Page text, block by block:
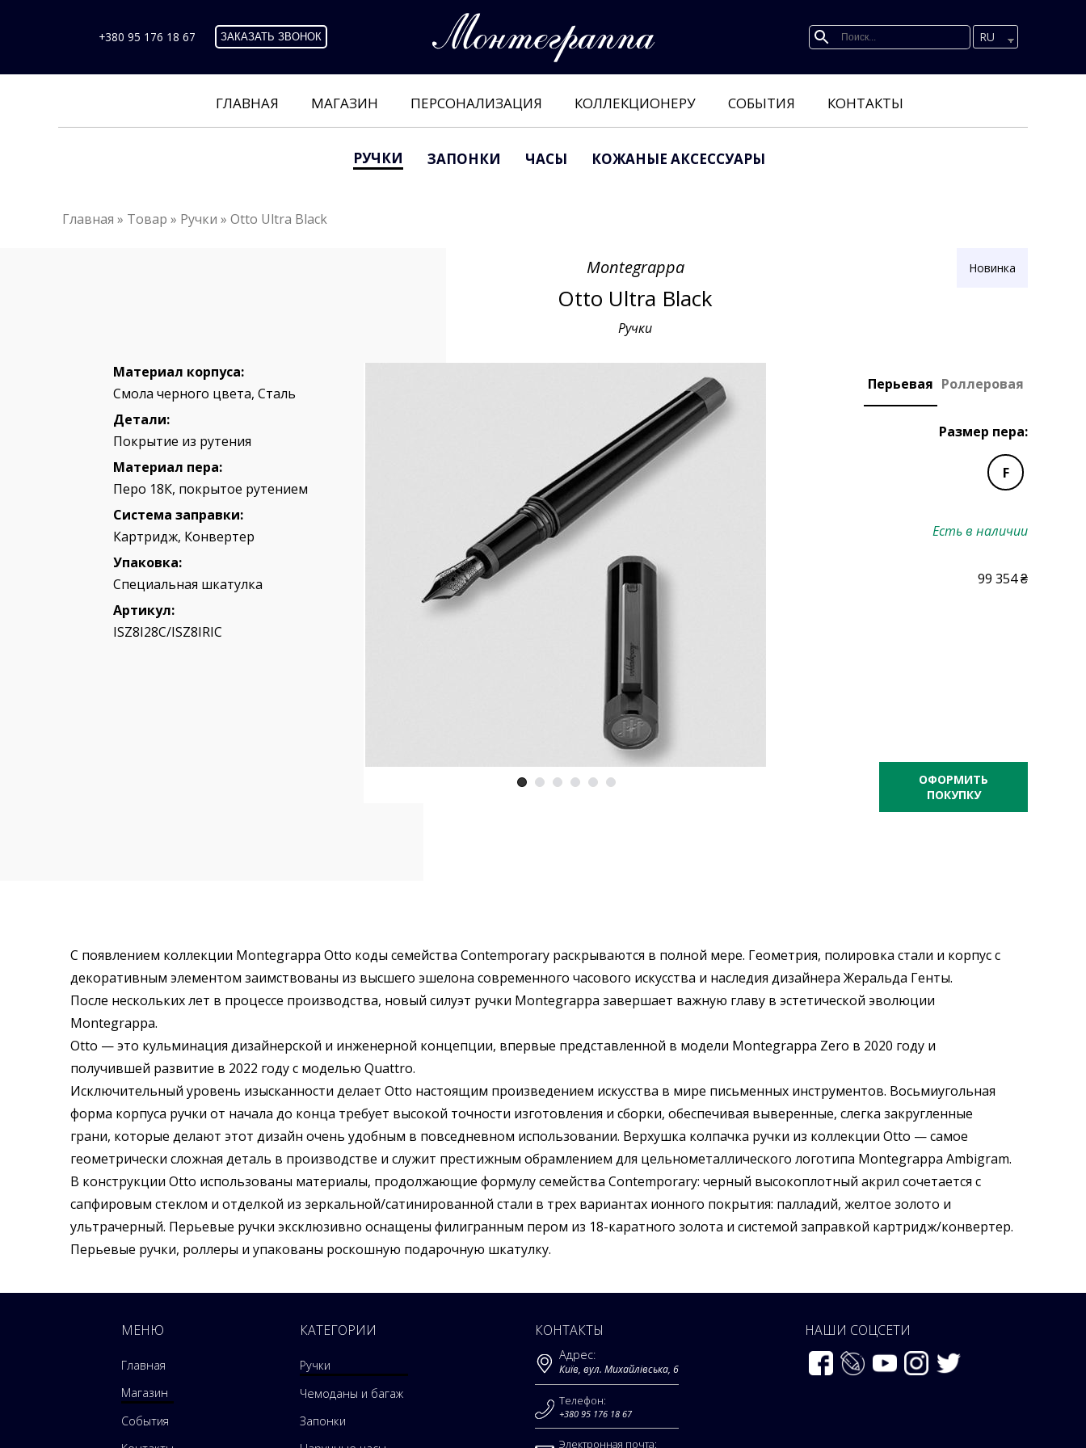
+380 95 176 18 67 ЗАКАЗАТЬ ЗВОНОК RU
ГЛАВНАЯ МАГАЗИН ПЕРСОНАЛИЗАЦИЯ КОЛЛЕКЦИОНЕРУ СОБЫТИЯ КОНТАКТЫ
РУЧКИ ЗАПОНКИ ЧАСЫ КОЖАНЫЕ АКСЕССУАРЫ
Главная » Товар » Ручки » Otto Ultra Black
Montegrappa
Otto Ultra Black
Ручки
Новинка
Материал корпуса:
Смола черного цвета, Сталь
Детали:
Покрытие из рутения
Материал пера:
Перо 18К, покрытое рутением
Система заправки:
Картридж, Конвертер
Упаковка:
Специальная шкатулка
Артикул:
ISZ8I28C/ISZ8IRIC
Перьевая
Размер пера:
F
Есть в наличии
99 354 ₴
ОФОРМИТЬ
ПОКУПКУ
Роллеровая
С появлением коллекции Montegrappa Otto коды семейства Contemporary раскрываются в полной мере. Геометрия, полировка стали и корпус с
декоративным элементом заимствованы из высшего эшелона современного часового искусства и наследия дизайнера Жеральда Генты.
После нескольких лет в процессе производства, новый силуэт ручки Montegrappa завершает важную главу в эстетической эволюции
Montegrappa.
Otto — это кульминация дизайнерской и инженерной концепции, впервые представленной в модели Montegrappa Zero в 2020 году и
получившей развитие в 2022 году с моделью Quattro.
Исключительный уровень изысканности делает Otto настоящим произведением искусства в мире письменных инструментов. Восьмиугольная
форма корпуса ручки от начала до конца требует высокой точности изготовления и сборки, обеспечивая выверенные, слегка закругленные
грани, которые делают этот дизайн очень удобным в повседневном использовании. Верхушка колпачка ручки из коллекции Otto — самое
геометрически сложная деталь в производстве и служит престижным обрамлением для цельнометаллического логотипа Montegrappa Ambigram.
В конструкции Otto использованы материалы, продолжающие формулу семейства Contemporary: черный высокоплотный акрил сочетается с
сапфировым стеклом и отделкой из зеркальной/сатинированной стали в трех вариантах ионного покрытия: палладий, желтое золото и
ультрачерный. Перьевые ручки эксклюзивно оснащены филигранным пером из 18-каратного золота и системой заправкой картридж/конвертер.
Перьевые ручки, роллеры и упакованы роскошную подарочную шкатулку.
МЕНЮ
Главная
Магазин
События
КАТЕГОРИИ
Ручки
Чемоданы и багаж
Запонки
КОНТАКТЫ
Адрес:
Київ, вул. Михайлівська, 6
Телефон:
+380 95 176 18 67
Электронная почта:
НАШИ СОЦСЕТИ